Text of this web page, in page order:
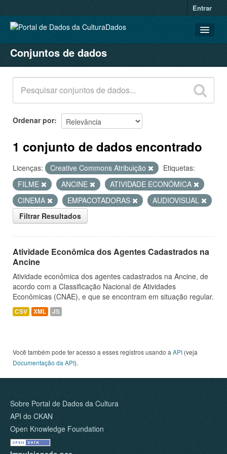
Entrar
CONJUNTOS DE DADOS
ORGANIZAÇÕES
GRUPOS
SOBRE
Conjuntos de dados
Ordenar por
1 conjunto de dados encontrado
Licenças: Creative Commons Atribuição
Etiquetas:
FILME
ANCINE
ATIVIDADE ECONÔMICA
CINEMA
EMPACOTADORAS
AUDIOVISUAL
Filtrar Resultados
Atividade Econômica dos Agentes Cadastrados na
Ancine
Atividade econômica dos agentes cadastrados na Ancine, de
acordo com a Classificação Nacional de Atividades
Econômicas (CNAE), e que se encontram em situação regular.
CSV XML JS
Você também pode ter acesso a esses registros usando a API (veja
Documentação da API).
Sobre Portal de Dados da Cultura
API do CKAN
Open Knowledge Foundation